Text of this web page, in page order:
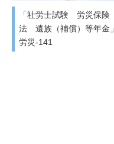
「社労士試験 労災保険
法 遺族（補償）等年金」
労災-141